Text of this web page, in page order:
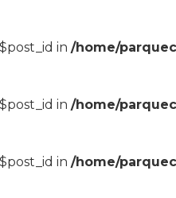
in/home/
in/home/
in/home/